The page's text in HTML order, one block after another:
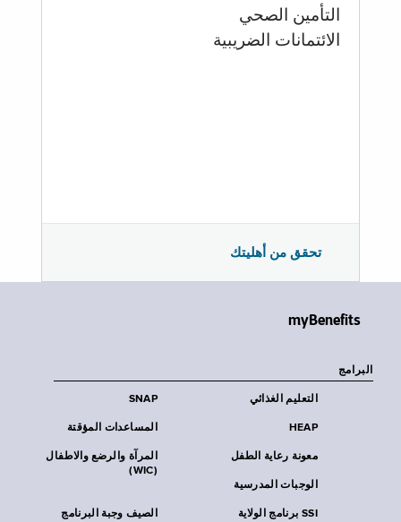
التأمين الصحي
الائتمانات الضريبية
تحقق من أهليتك
myBenefits
البرامج
SNAP التعليم الغذائي
المساعدات المؤقتة HEAP
المرآة والرضع والاطفال
(WIC)
معونة رعاية الطفل
الوجبات المدرسية
الصيف وجبة البرنامج
SSI برنامج الولاية